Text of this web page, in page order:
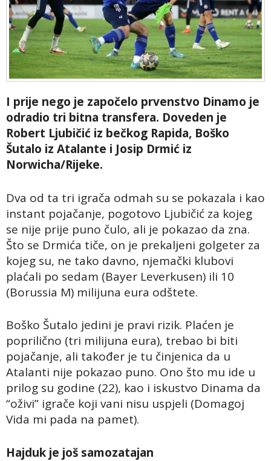
I prije nego je započelo prvenstvo Dinamo je
odradio tri bitna transfera. Doveden je
Robert Ljubičić iz bečkog Rapida, Boško
Šutalo iz Atalante i Josip Drmić iz
Norwicha/Rijeke.
Dva od ta tri igrača odmah su se pokazala i kao
instant pojačanje, pogotovo Ljubičić za kojeg
se nije prije puno čulo, ali je pokazao da zna.
Što se Drmića tiče, on je prekaljeni golgeter za
kojeg su, ne tako davno, njemački klubovi
plaćali po sedam (Bayer Leverkusen) ili 10
(Borussia M) milijuna eura odštete.
Boško Šutalo jedini je pravi rizik. Plaćen je
poprilično (tri milijuna eura), trebao bi biti
pojačanje, ali također je tu činjenica da u
Atalanti nije pokazao puno. Ono što mu ide u
prilog su godine (22), kao i iskustvo Dinama da
“oživi” igrače koji vani nisu uspjeli (Domagoj
Vida mi pada na pamet).
Hajduk je još samozatajan